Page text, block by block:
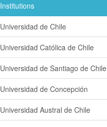
Institutions
Universidad de Chile
Universidad Católica de Chile
Universidad de Santiago de Chile
Universidad de Concepción
Universidad Austral de Chile